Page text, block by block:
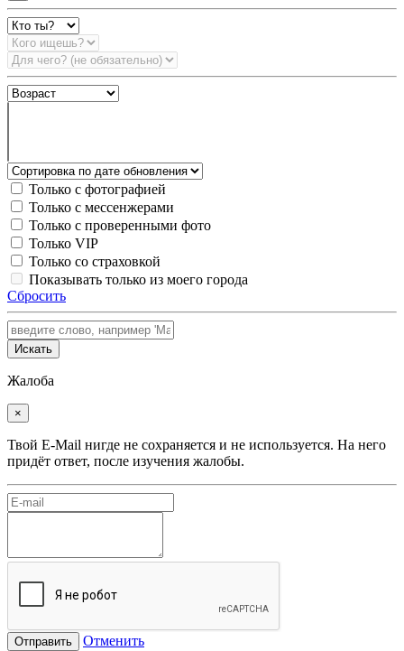
Только с фотографией
Только с мессенжерами
Только с проверенными фото
Только VIP
Только со страховкой
Показывать только из моего города
Сбросить
Искать
Жалоба
×
Твой E-Mail нигде не сохраняется и не используется. На него
придёт ответ, после изучения жалобы.
Отправить Отменить